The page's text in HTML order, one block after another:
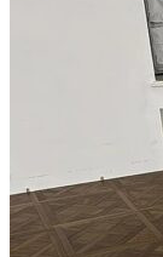
Интересные
ВИДЕО-
покрытые
ремонта и
Читать полностью
02.02.2026